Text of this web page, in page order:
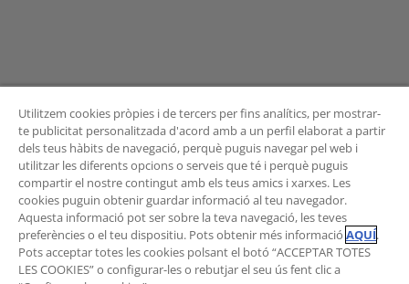
BUTLLETÍ
Vols rebre les novetats de l'Àrea de Mobilitat?
Subscriu-te al butlletí.
Utilitzem cookies pròpies i de tercers per fins analítics, per mostrar-
te publicitat personalitzada d'acord amb a un perfil elaborat a partir
dels teus hàbits de navegació, perquè puguis navegar pel web i
utilitzar les diferents opcions o serveis que té i perquè puguis
compartir el nostre contingut amb els teus amics i xarxes. Les
cookies puguin obtenir guardar informació al teu navegador.
Aquesta informació pot ser sobre la teva navegació, les teves
preferències o el teu dispositiu. Pots obtenir més informació AQUÍ.
Pots acceptar totes les cookies polsant el botó “ACCEPTAR TOTES
LES COOKIES” o configurar-les o rebutjar el seu ús fent clic a